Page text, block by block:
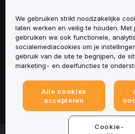
Diensten
Ondersteuning
Juridisch
We gebruiken strikt noodzakelijke
laten werken en veilig te houden. Met
gebruiken we ook functionele,
socialemediacookies om je
gebruik van de site te begrijpen, de
marketing- en deelfuncties te
Alle cookies
accepteren
Cookie-